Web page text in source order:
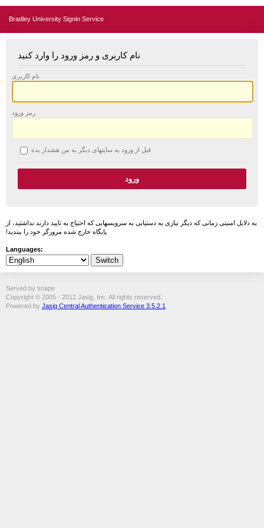
Bradley University Signin Service
نام کاربری و رمز ورود را وارد کنید
نام کاربری
رمز ورود
قبل از ورود به سایتهای دیگر به من هشدار بده
به دلایل امنیتی زمانی که دیگر نیازی به دستیابی به سرویسهایی که احتیاج به تایید دارند نداشتید، از
پایگاه خارج شده مرورگر خود را ببندید!
Languages:
Served by snape
Copyright © 2005 - 2012 Jasig, Inc. All rights reserved.
Powered by Jasig Central Authentication Service 3.5.2.1